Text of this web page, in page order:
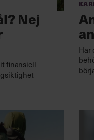
Nej
finansiell
Har